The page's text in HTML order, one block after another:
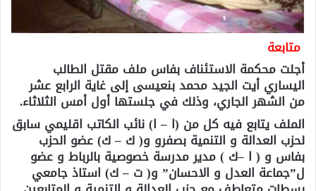
متابعة
أجلت محكمة الاستئناف بفاس ملف مقتل الطالب
اليساري أيت الجيد محمد بنعيسى إلى غاية الرابع عشر
من الشهر الجاري، وذلك في جلستها أول أمس الثلاثاء.
الملف يتابع فيه كل من (ا – ا) نائب الكاتب اقليمي سابق
لحزب العدالة و التنمية بصفرو و( ك – ك) عضو الحزب
بفاس و ( ا –ك ) مدير مدرسة خصوصية بالرباط و عضو
ل”جماعة العدل و الاحسان” و( ت – ك) استاذ جامعي